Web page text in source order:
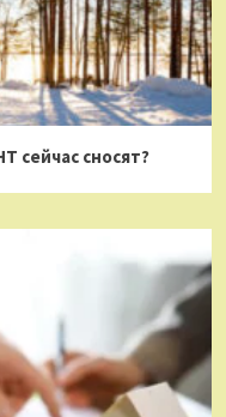
сейчас сносят?